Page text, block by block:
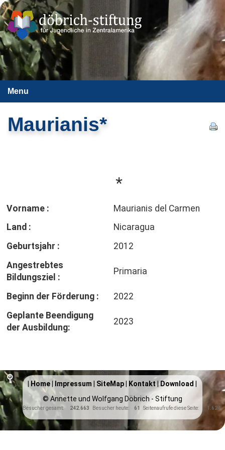
Menu
Maurianis*
*
Vorname :
Maurianis del Carmen
Land :
Nicaragua
Geburtsjahr :
2012
Angestrebtes
Bildungsziel :
Primaria
Beginn der Förderung :
2022
Geplante Beendigung
der Ausbildung:
2023
Home Impressum SiteMap Kontakt| Download
© Annette und Wolfgang Döbrich - Stiftung
Besucher gesamt: 242.663 Besucher heute: 61 Seitenaufrufe diese Seite: 1.624